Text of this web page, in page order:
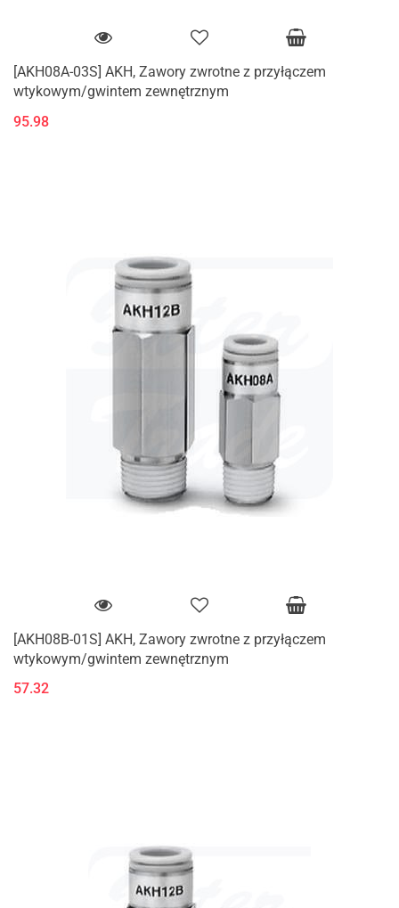
[AKH08A-03S] AKH, Zawory zwrotne z przyłączem
wtykowym/gwintem zewnętrznym
95.98
[AKH08B-01S] AKH, Zawory zwrotne z przyłączem
wtykowym/gwintem zewnętrznym
57.32